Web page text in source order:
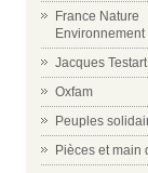
France Nature
Environnement
Jacques Testart
Oxfam
Peuples
Pièces et main